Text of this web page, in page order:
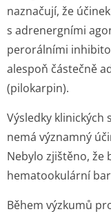
naznačují, že
s adrenergními
perorálními
alespoň částečně
(pilokarpin).
Výsledky
nemá významný
Nebylo zjištěno, že
hematookulární
Během výzkumů